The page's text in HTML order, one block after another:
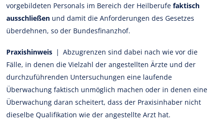
vorgebildeten Personals im Bereich der Heilberufefaktisch
ausschließen und damit die Anforderungen des Gesetzes
überdehnen, so der Bundesfinanzhof.
Praxishinweis | Abzugrenzen sind dabei nach wie vor die
Fälle, in denen die Vielzahl der angestellten Ärzte und der
durchzuführenden Untersuchungen eine laufende
Überwachung faktisch unmöglich machen oder in denen eine
Überwachung daran scheitert, dass der Praxisinhaber nicht
dieselbe Qualifikation wie der angestellte Arzt hat.